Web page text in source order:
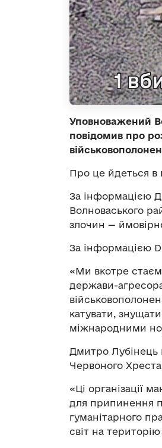
Уповноважений
повідомив про
Про це йдеться в
За інформацією
Волноваського
злочин —
За інформацією
«Ми вкотре
держави-
катувати,
міжнародними
Дмитро Лубінець
Червоного
«Ці організації
для припинення
гуманітарного
світ на